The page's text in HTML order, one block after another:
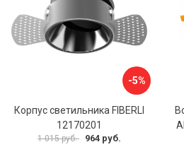
-5%
Корпус светильника FIBERLI
12170201
1 015 руб. 964 руб.